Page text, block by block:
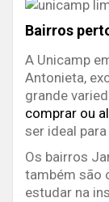
Bairros
A Unicamp
Antonieta,
grande
comprar ou
ser ideal
Os bairros
também são
estudar na